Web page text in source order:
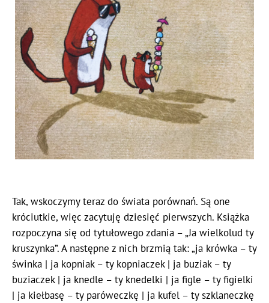
Tak, wskoczymy teraz do świata porównań. Są one
króciutkie, więc zacytuję dziesięć pierwszych. Książka
rozpoczyna się od tytułowego zdania – „Ja wielkolud ty
kruszynka”. A następne z nich brzmią tak: „ja krówka – ty
świnka | ja kopniak – ty kopniaczek | ja buziak – ty
buziaczek | ja knedle – ty knedelki | ja figle – ty figielki
| ja kiełbasę – ty paróweczkę | ja kufel – ty szklaneczkę